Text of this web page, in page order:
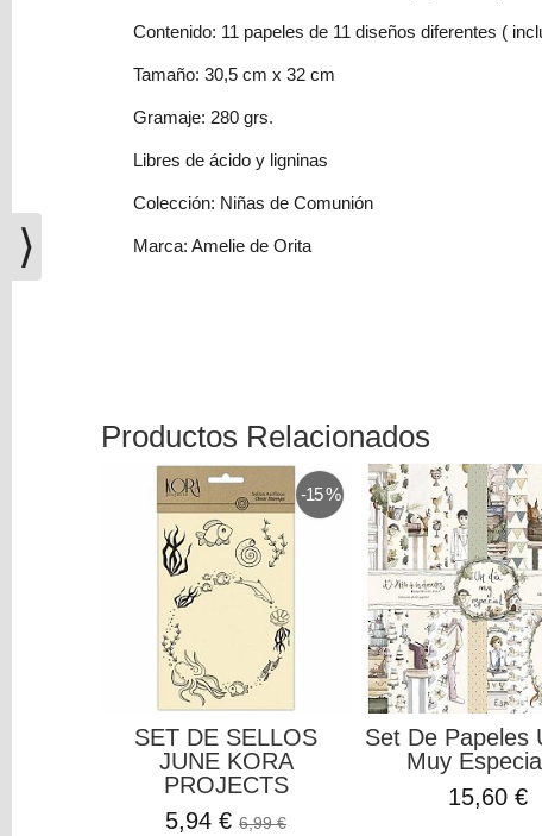
Redes
Facebook
Youtube
Contenido: 11 papeles de 11 diseños diferentes (
Tamaño: 30,5 cm x 32 cm
Gramaje: 280 grs.
Libres de ácido y ligninas
Colección: Niñas de Comunión
Marca: Amelie de Orita
Productos Relacionados
-15 %
SET DE SELLOS
JUNE KORA
PROJECTS
5,94 €6,99 €
Set De Papeles
Muy
15,60 €
⟩